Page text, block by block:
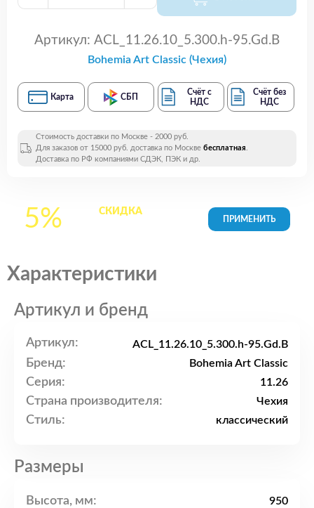
Артикул: ACL_11.26.10_5.300.h-95.Gd.B
Bohemia Art Classic (Чехия)
Карта СБП
Счёт с
НДС
Счёт без
НДС
Стоимость доставки по Москве - 2000 руб.
Для заказов от 15000 руб. доставка по Москве бесплатная.
Доставка по РФ компаниями СДЭК, ПЭК и др.
5% СКИДКАна все
Характеристики
Артикул и бренд
Артикул: ACL_11.26.10_5.300.h-95.Gd.B
Бренд: Bohemia Art Classic
Серия: 11.26
Страна производителя: Чехия
Стиль: классический
Размеры
Высота, мм: 950